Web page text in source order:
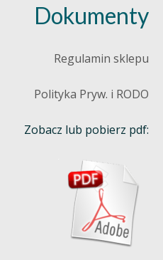
Dokumenty
Regulamin sklepu
Polityka Pryw. i RODO
Zobacz lub pobierz pdf: